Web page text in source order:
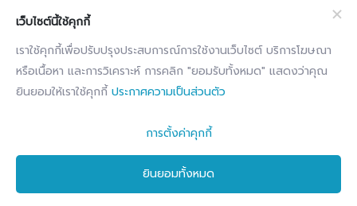
Copyright © 2026 by Predictive Co., Ltd. All Right Reserved.
เว็บไซต์นี้ใช้คุกกี้
เราใช้คุกกี้เพื่อปรับปรุงประสบการณ์การใช้งานเว็บไซต์ บริการโฆษณา
หรือเนื้อหา และการวิเคราะห์ การคลิก "ยอมรับทั้งหมด" แสดงว่าคุณ
ยินยอมให้เราใช้คุกกี้ ประกาศความเป็นส่วนตัว
การตั้งค่าคุกกี้
ยินยอมทั้งหมด